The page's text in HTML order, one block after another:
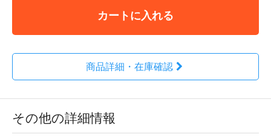
カートに入れる
商品詳細・在庫確認
その他の詳細情報